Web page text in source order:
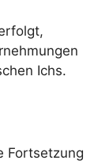
Ichs.
Fortsetzung